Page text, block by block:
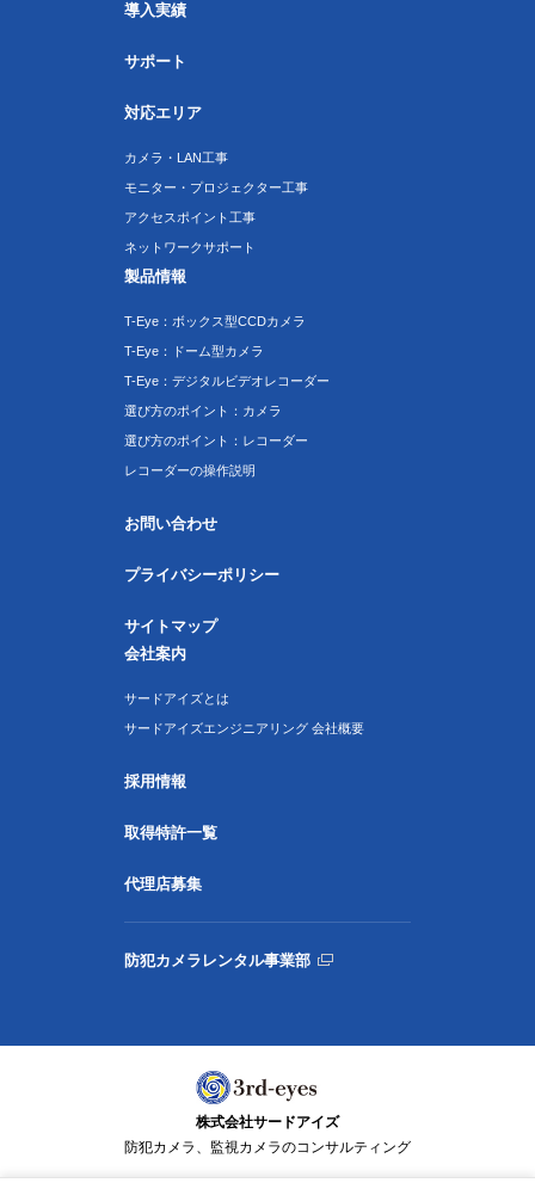
導入実績
サポート
対応エリア
カメラ・LAN工事
モニター・プロジェクター工事
アクセスポイント工事
ネットワークサポート
製品情報
T-Eye：ボックス型CCDカメラ
T-Eye：ドーム型カメラ
T-Eye：デジタルビデオレコーダー
選び方のポイント：カメラ
選び方のポイント：レコーダー
レコーダーの操作説明
お問い合わせ
プライバシーポリシー
サイトマップ
会社案内
サードアイズとは
サードアイズエンジニアリング 会社概要
採用情報
取得特許一覧
代理店募集
防犯カメラレンタル事業部
株式会社サードアイズ
防犯カメラ、監視カメラのコンサルティング